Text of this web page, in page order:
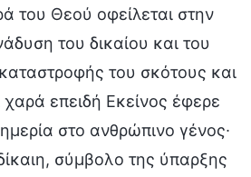
του Θεού οφείλεται στην
του δικαίου και του
του σκότους και
επειδή Εκείνος έφερε
στο ανθρώπινο γένος∙
σύμβολο της ύπαρξης